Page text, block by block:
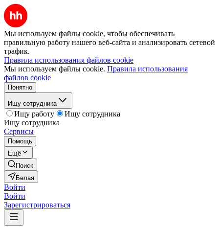
Мы используем файлы cookie, чтобы обеспечивать
правильную работу нашего веб-сайта и анализировать сетевой
трафик.
Правила использования файлов cookie
Мы используем файлы cookie. Правила использования
файлов cookie
Понятно
Ищу сотрудника
Ищу работу
Ищу сотрудника
Ищу сотрудника
Сервисы
Помощь
Ещё
Поиск
Белая
Войти
Войти
Зарегистрироваться